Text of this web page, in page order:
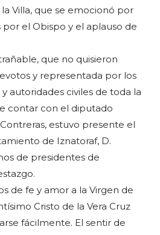
Villa, que se emocionó por
por el Obispo y el aplauso de
que no quisieron
y representada por los
y autoridades civiles de toda la
contar con el diputado
estuvo presente el
de Iznatoraf, D.
de presidentes de
de fe y amor a la Virgen de
Cristo de la Vera Cruz
fácilmente. El sentir de